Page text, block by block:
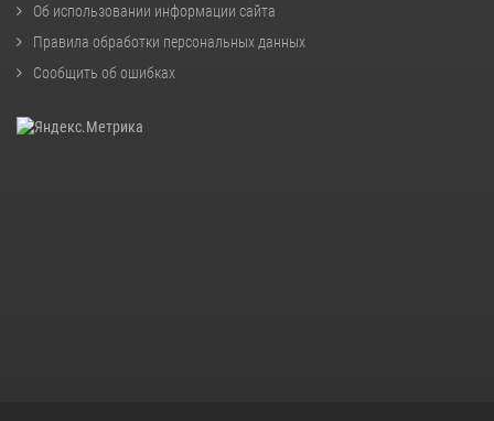
Об использовании информации сайта
Правила обработки персональных данных
Сообщить об ошибках